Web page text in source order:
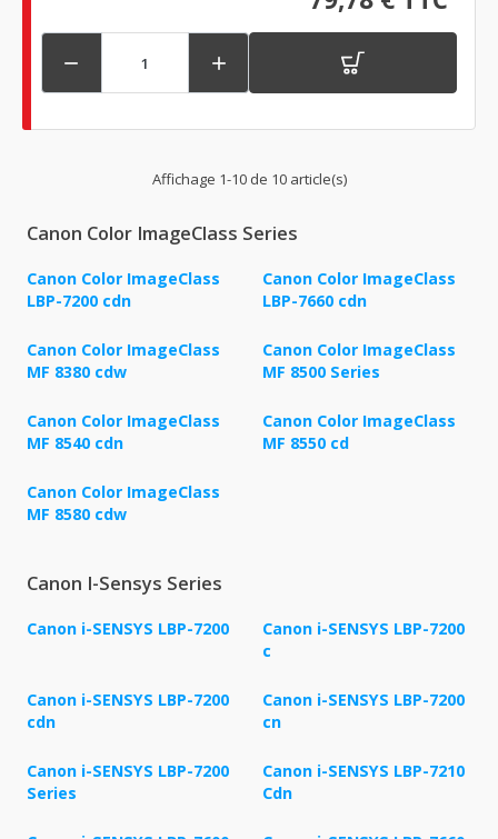
 
Affichage 1-10 de 10 article(s)
Canon Color ImageClass Series
Canon Color ImageClass
LBP-7200 cdn
Canon Color ImageClass
LBP-7660 cdn
Canon Color ImageClass
MF 8380 cdw
Canon Color ImageClass
MF 8500 Series
Canon Color ImageClass
MF 8540 cdn
Canon Color ImageClass
MF 8550 cd
Canon Color ImageClass
MF 8580 cdw
Canon I-Sensys Series
Canon i-SENSYS LBP-7200
Canon i-SENSYS LBP-7200
c
Canon i-SENSYS LBP-7200
cdn
Canon i-SENSYS LBP-7200
cn
Canon i-SENSYS LBP-7200
Series
Canon i-SENSYS LBP-7210
Cdn